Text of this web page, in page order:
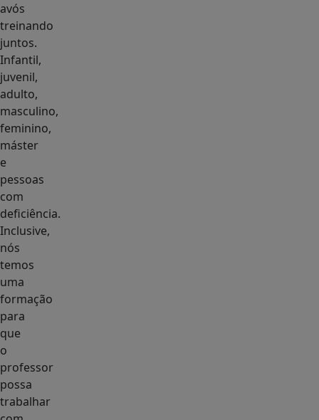
avós
treinando
juntos.
Infantil,
juvenil,
adulto,
masculino,
feminino,
máster
e
pessoas
com
deficiência.
Inclusive,
nós
temos
uma
formação
para
que
o
professor
possa
trabalhar